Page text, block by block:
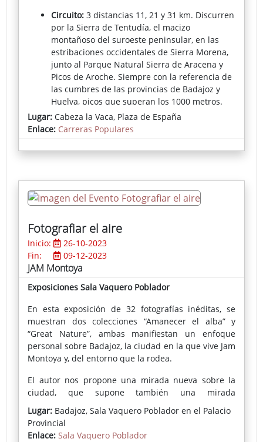
Circuito: 3 distancias 11, 21 y 31 km. Discurren
por la Sierra de Tentudía, el macizo
montañoso del suroeste peninsular, en las
estribaciones occidentales de Sierra Morena,
junto al Parque Natural Sierra de Aracena y
Picos de Aroche. Siempre con la referencia de
las cumbres de las provincias de Badajoz y
Huelva, picos que superan los 1000 metros.
Este carácter fronterizo y mayor altitud
convierten a esta zona en un paraíso para la
Inscripciones:Hasta el 08/11/2023.
Correo-e:tendudiadeportes@gmail.com
Lugar: Cabeza la Vaca, Plaza de España
Enlace: Carreras Populares
Fotografiar el aire
Inicio:
26-10-2023
Fin:
09-12-2023
JAM Montoya
Exposiciones Sala Vaquero Poblador
En esta exposición de 32 fotografías inéditas, se
muestran dos colecciones “Amanecer el alba” y
“Great Nature”, ambas manifiestan un enfoque
personal sobre Badajoz, la ciudad en la que vive Jam
Montoya y, del entorno que la rodea.
El autor nos propone una mirada nueva sobre la
ciudad, que supone también una mirada
introspectiva. Imágenes que retratan su percepción
personal y la atmósfera de los lugares que
fotografía.
Lugar: Badajoz, Sala Vaquero Poblador en el Palacio
Provincial
Enlace: Sala Vaquero Poblador